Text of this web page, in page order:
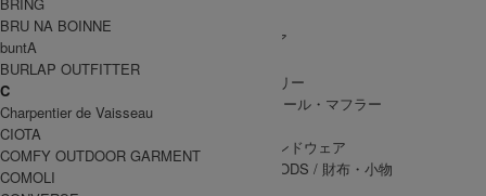
GOODS
GOODS ALL ITEM
/ 帽子・ヘッドウェア
BAG
ACCESSARY
/ アクセサリー
/ ストール・マフラー
LEG WEAR
HAND WEAR
/ 手袋・ハンドウェア
WALLET&GENERAL GOODS / 財布・小物
BRU NA BOINNE
buntA
BURLAP OUTFITTER
C
Charpentier de Vaisseau
CIOTA
COMFY OUTDOOR GARMENT
COMOLI